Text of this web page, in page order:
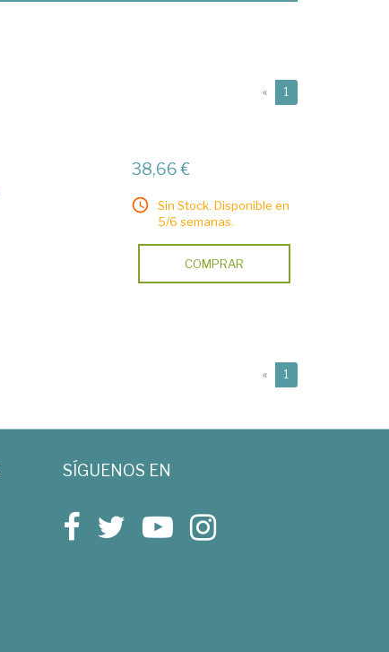
« 1
38,66 €
Sin Stock. Disponible en
5/6 semanas.
COMPRAR
« 1
SÍGUENOS EN